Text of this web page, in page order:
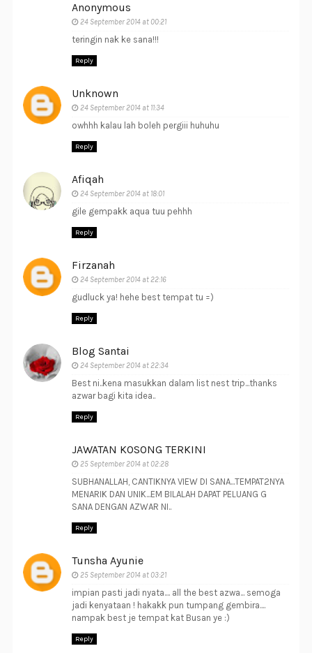
Anonymous
24 September 2014 at 00:21
teringin nak ke sana!!!
Reply
Unknown
24 September 2014 at 11:34
owhhh kalau lah boleh pergiii huhuhu
Reply
Afiqah
24 September 2014 at 18:01
gile gempakk aqua tuu pehhh
Reply
Firzanah
24 September 2014 at 22:16
gudluck ya! hehe best tempat tu =)
Reply
Blog Santai
24 September 2014 at 22:34
Best ni..kena masukkan dalam list nest trip...thanks
azwar bagi kita idea..
Reply
JAWATAN KOSONG TERKINI
25 September 2014 at 02:28
SUBHANALLAH, CANTIKNYA VIEW DI SANA...TEMPAT2NYA
MENARIK DAN UNIK...EM BILALAH DAPAT PELUANG G
SANA DENGAN AZWAR NI..
Reply
Tunsha Ayunie
25 September 2014 at 03:21
impian pasti jadi nyata.... all the best azwa... semoga
jadi kenyataan ! hakakk pun tumpang gembira....
nampak best je tempat kat Busan ye :)
Reply